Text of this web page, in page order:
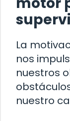
La
nos
nuestros
nuestro